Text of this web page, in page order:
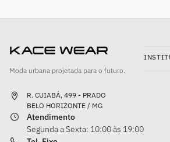
Moda urbana projetada para o futuro.
R. CUIABÁ, 499 - PRADO
BELO HORIZONTE / MG
Atendimento
Segunda a Sexta: 10:00 às 19:00